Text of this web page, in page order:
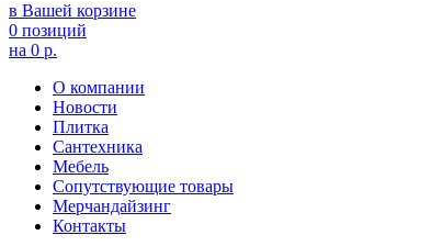
в Вашей корзине
0 позиций
на 0 р.
О компании
Новости
Плитка
Сантехника
Мебель
Сопутствующие товары
Мерчандайзинг
Контакты